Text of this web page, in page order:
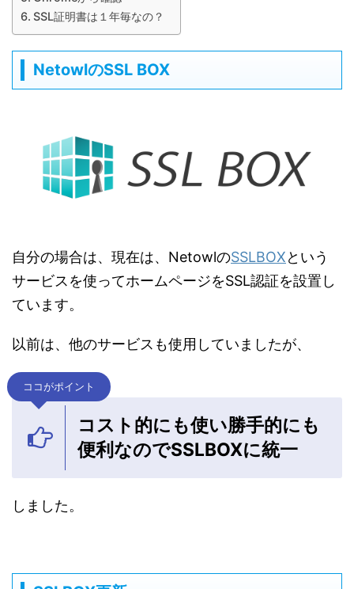
SSL証明書は１年毎なの？
NetowlのSSL BOX
自分の場合は、現在は、NetowlのSSLBOXという
サービスを使ってホームページをSSL認証を設置し
ています。
以前は、他のサービスも使用していましたが、
ココがポイント
コスト的にも使い勝手的にも
便利なのでSSLBOXに統一
しました。